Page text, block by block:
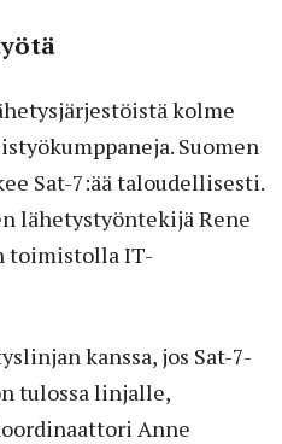
kolme
Suomen
Sat-7:ää taloudellisesti.
lähetystyöntekijä Rene
toimistolla IT-
kanssa, jos Sat-7-
tulossa linjalle,
Anne